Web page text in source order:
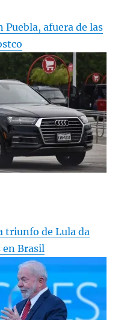
Puebla, afuera de las
triunfo de Lula da
en Brasil